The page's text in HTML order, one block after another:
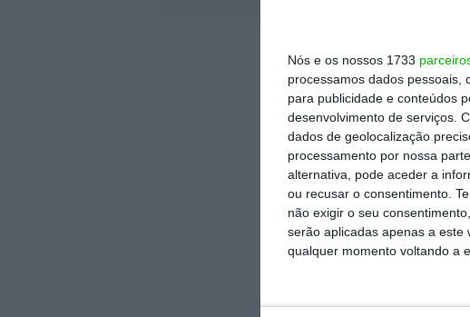
Nós e os nossos 1733
processamos dados pessoais,
para publicidade e conteúdos
desenvolvimento de serviços.
dados de geolocalização
processamento por nossa
alternativa, pode aceder a
ou recusar o consentimento.
não exigir o seu
serão aplicadas apenas a este
qualquer momento voltando a